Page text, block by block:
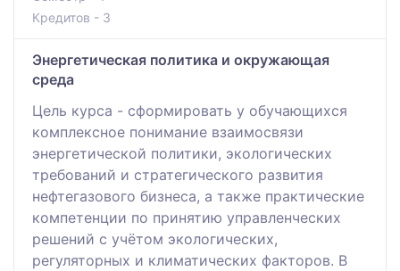
Кредитов - 3
Энергетическая политика и окружающая
среда
Цель курса - сформировать у обучающихся
комплексное понимание взаимосвязи
энергетической политики, экологических
требований и стратегического развития
нефтегазового бизнеса, а также практические
компетенции по принятию управленческих
решений с учётом экологических,
регуляторных и климатических факторов. В